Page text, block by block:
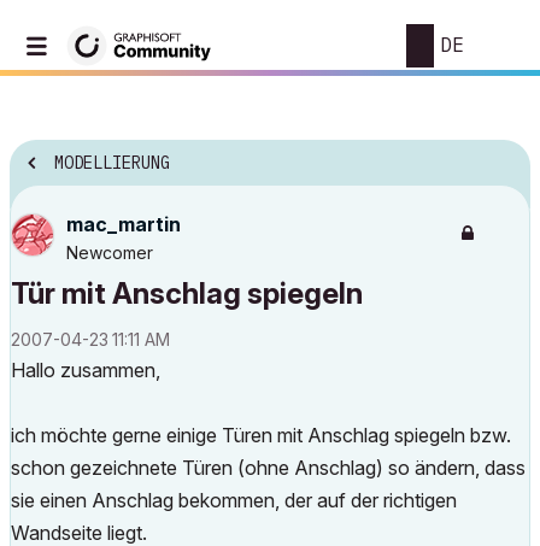
DE
MODELLIERUNG
mac_martin
Newcomer
Tür mit Anschlag spiegeln
‎2007-04-23 11:11 AM
Hallo zusammen,
ich möchte gerne einige Türen mit Anschlag spiegeln bzw.
schon gezeichnete Türen (ohne Anschlag) so ändern, dass
sie einen Anschlag bekommen, der auf der richtigen
Wandseite liegt.